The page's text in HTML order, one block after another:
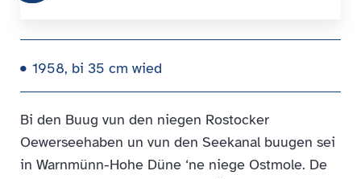
1958, bi 35 cm wied
Bi den Buug vun den niegen Rostocker
Oewerseehaben un vun den Seekanal buugen sei
in Warnmünn-Hohe Düne ‘ne niege Ostmole. De